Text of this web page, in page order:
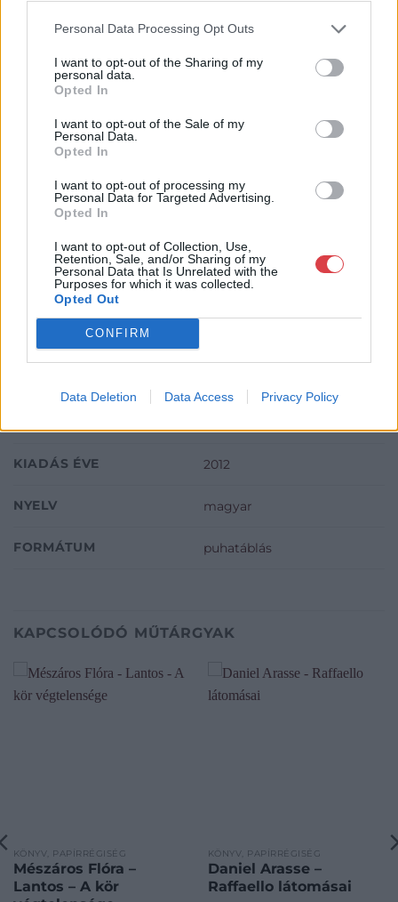
Personal Data Processing Opt Outs
I want to opt-out of the Sharing of my
personal data.
Opted In
I want to opt-out of the Sale of my
Personal Data.
Opted In
I want to opt-out of processing my
Personal Data for Targeted Advertising.
Opted In
I want to opt-out of Collection, Use,
Retention, Sale, and/or Sharing of my
Personal Data that Is Unrelated with the
Purposes for which it was collected.
Opted Out
CONFIRM
Data Deletion Data Access Privacy Policy
Készleten
Daniel Arasse - Művész a műben mennyiség
ISBN: 978-963-2797-29-8
Oldalszám: 256
TOVÁBBI INFORMÁCIÓK
KIADÁS ÉVE 2012
NYELV magyar
FORMÁTUM puhatáblás
KAPCSOLÓDÓ MŰTÁRGYAK
KÖNYV, PAPÍRRÉGISÉG
Mészáros Flóra –
Lantos – A kör
KÖNYV, PAPÍRRÉGISÉG
Daniel Arasse –
Raffaello látomásai